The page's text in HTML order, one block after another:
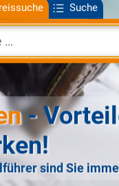
Suche
-
sind Sie